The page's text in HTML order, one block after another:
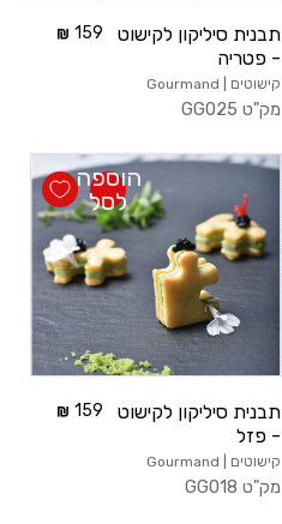
תבנית סיליקון לקישוט
- פטריה
קישוטים | Gourmand
מק"ט GG025
159
תבנית סיליקון לקישוט
- פזל
קישוטים | Gourmand
מק"ט GG018
159
הוספה
לסל